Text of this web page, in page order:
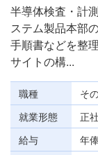
半導体検査・計
ステム製品本部
手順書などを整
サイトの構...
職種
そ
就業形態
正
給与
年